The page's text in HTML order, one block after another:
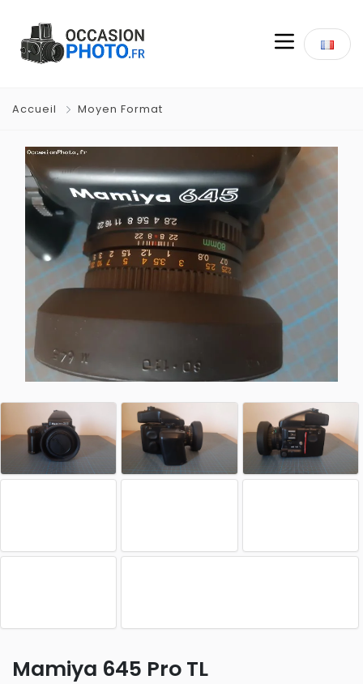
Accueil Moyen Format
Mamiya 645 Pro TL